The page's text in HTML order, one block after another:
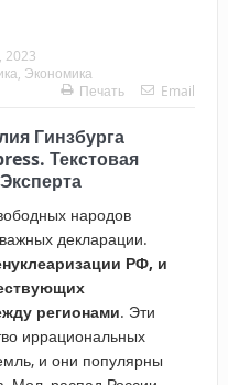
2023
Экономика
Печать
Email
Гинзбурга
. Текстовая
народов
декларации.
РФ, и
регионами. Эти
иррациональных
и они популярны